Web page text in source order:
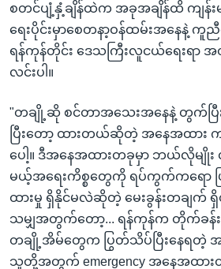
စတင်ပျံ့နှံ့ချိန်ထဲက အခုအချိန်ထိ ကျန်း
ရေးပိုင်းမှာစေတနာ့ဝန်ထမ်းအနေနဲ့ ကူ
ရန်ကုန်တိုင်း ဒေသကြီးလူငယ်ရေးရာ အတွင်
လင်းပါ။
"တချို့ဆို စင်တာအသေးအနေနဲ့ တွက်ပြီးတ
ပြီးတော့ ထားတယ်ဆိုတဲ့ အနေအထား
ပေါ့။ ဒီအနေအထားတခုမှာ ဘယ်လိုမျို
မယ့်အရေးကိစ္စတွေကို ရပ်ကွက်ကရော ပ
ထားမှု ရှိနိုင်မလဲဆိုတဲ့ မေးခွန်းတချက်
သမျှအတွက်တော့... ရန်ကုန်က တိုက်ခန်း
တချို့အိမ်တွေက ပြွတ်သိပ်ပြီးနေရတဲ့
သူတို့အတွက် emergency အနေအထား